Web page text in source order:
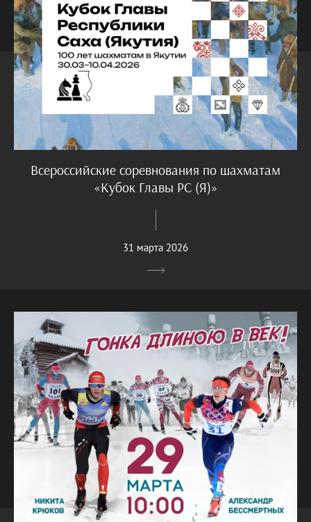
Всероссийские соревнования по шахматам
«Кубок Главы РС (Я)»
31 марта 2026